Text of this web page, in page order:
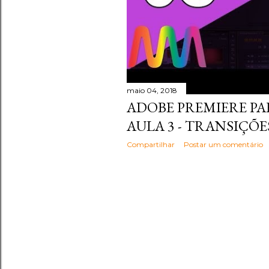
maio 04, 2018
ADOBE PREMIERE
AULA 3 -
Compartilhar Postar um comentário